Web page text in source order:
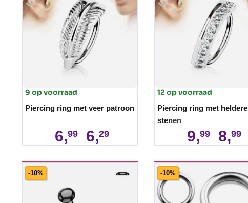
9 op voorraad
Piercing ring met veer patroon
6,99 6,29
12 op voorraad
Piercing ring met heldere
stenen
9,99 8,99
-10% -10%